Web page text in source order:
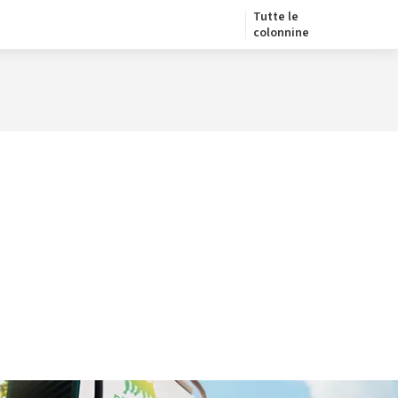
Tutte le
colonnine